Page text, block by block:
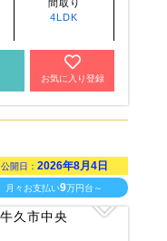
間取り
4LDK
お気に入り登録
公開日： 2026年8月4日
月々お支払い9万円台～